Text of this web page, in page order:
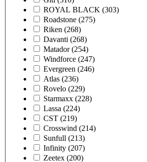
ROYAL BLACK (303)
Roadstone (275)
Riken (268)
Davanti (268)
Matador (254)
Windforce (247)
Evergreen (246)
Atlas (236)
Rovelo (229)
Starmaxx (228)
Lassa (224)
CST (219)
Crosswind (214)
Sunfull (213)
Infinity (207)
Zeetex (200)